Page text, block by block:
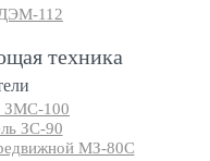
112
техника
ЗМС-100
ЗС-90
МЗ-80С